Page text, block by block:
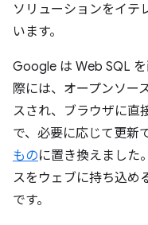
ソリューションをイテ
います。
Google は Web SQL
際には、オープンソー
スされ、ブラウザに直
で、必要に応じて更新
ものに置き換えました
スをウェブに持ち込め
です。